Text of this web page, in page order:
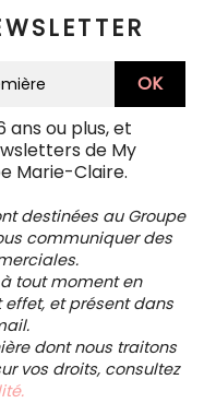
ou plus, et
de My
Marie-Claire.
destinées au Groupe
communiquer des
tout moment en
et présent dans
dont nous traitons
vos droits, consultez